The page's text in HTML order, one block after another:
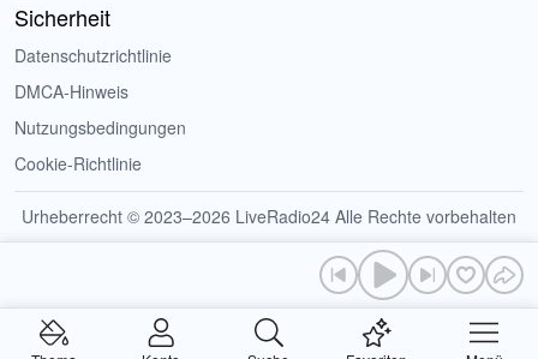
Sicherheit
Datenschutzrichtlinie
DMCA-Hinweis
Nutzungsbedingungen
Cookie-Richtlinie
Urheberrecht © 2023–2026 LiveRadio24 Alle Rechte vorbehalten